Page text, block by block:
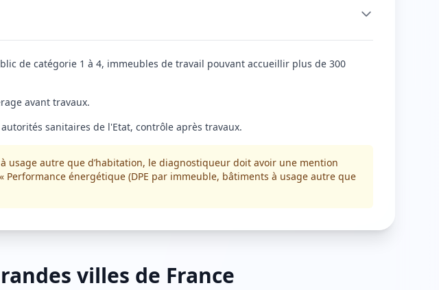
de catégorie 1 à 4, immeubles de travail pouvant accueillir plus de 300
avant travaux.
sanitaires de l'Etat, contrôle après travaux.
usage autre que d’habitation, le diagnostiqueur doit avoir une mention
énergétique (DPE par immeuble, bâtiments à usage autre que
villes de France